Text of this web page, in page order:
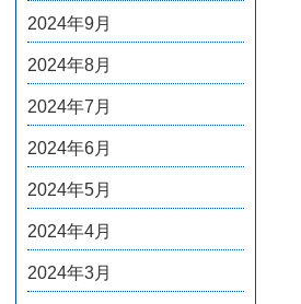
2024年9月
2024年8月
2024年7月
2024年6月
2024年5月
2024年4月
2024年3月